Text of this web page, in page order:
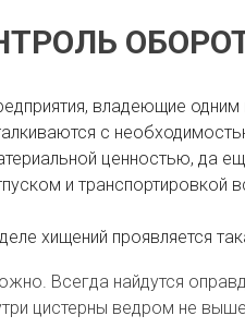
владеющие
с
ценностью, да
и транспортировкой
хищений проявляется
Всегда найдутся
цистерны ведром не